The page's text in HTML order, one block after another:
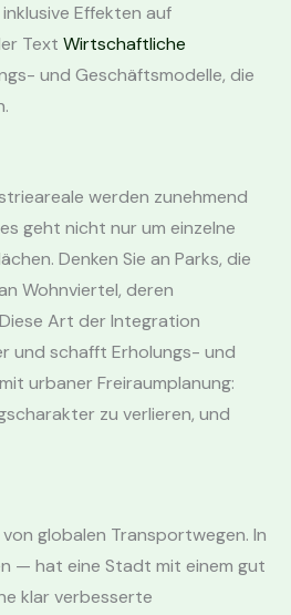
Effekten auf
Text Wirtschaftliche
und Geschäftsmodelle, die
werden zunehmend
geht nicht nur um einzelne
Denken Sie an Parks, die
Wohnviertel, deren
Art der Integration
und schafft Erholungs- und
urbaner Freiraumplanung:
zu verlieren, und
globalen Transportwegen. In
— hat eine Stadt mit einem gut
klar verbesserte